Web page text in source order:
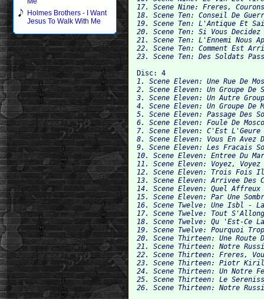
Holmes Brothers - I Want
Jesus To Walk With Me
17. Scene Nine: Freres,
18. Scene Ten: Conseil De
19. Scene Ten: L'Antique Et
20. Scene Ten: Si Vous
21. Scene Ten: L'Ennemi Nous
22. Scene Ten: Comment Est
Disc: 4
1. Scene Eleven: Une Rue De
2. Scene Eleven: Un Groupe
3. Scene Eleven: Un Autre
4. Scene Eleven: Un Groupe De
5. Scene Eleven: Passage Des
6. Scene Eleven: Foule De
7. Scene Eleven: C'Est L'Geure
8. Scene Eleven: Vous En Avez
9. Scene Eleven: Les Fracais
10. Scene Eleven: Entree Du
11. Scene Eleven: Voyez,
12. Scene Eleven: Trois Fois
13. Scene Eleven: Arrivee Des
14. Scene Eleven: Quel Affreux
15. Scene Eleven: Par Une
16. Scene Twelve: Une Isbl -
17. Scene Twelve: Tout
18. Scene Twelve: Qu 'Est-Ce
19. Scene Twelve: Pourquoi
20. Scene Thirteen: Une Route
21. Scene Thirteen: Notre
22. Scene Thirteen: Freres,
23. Scene Thirteen: Piotr
24. Scene Thirteen: Un Notre
25. Scene Thirteen: Le